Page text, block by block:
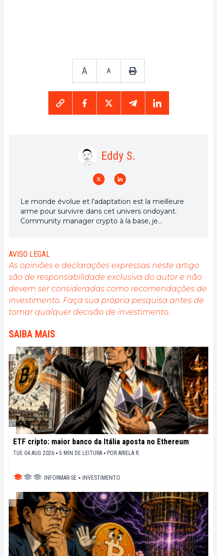
A A
Eddy S.
Le monde évolue et l'adaptation est la meilleure
arme pour survivre dans cet univers ondoyant.
Community manager crypto à la base, je
partager mon expérience et de faire connaître un
domaine qui me passionne, rien de mieux que de
rédiger des articles informatifs et décontractés à la
fois.
AVISO LEGAL
As opiniões e declarações expressas neste artigo
são de responsabilidade exclusiva do autor e não
devem ser consideradas como recomendações de
investimento. Faça sua própria pesquisa antes de
tomar qualquer decisão de investimento.
SAIBA MAIS
ETF cripto: maior banco da Itália aposta no Ethereum
TUE 04 AUG 2026 ▪ 5 MIN DE LEITURA ▪ POR ARIELA R.
INFORMAR-SE ▪ INVESTIMENTO